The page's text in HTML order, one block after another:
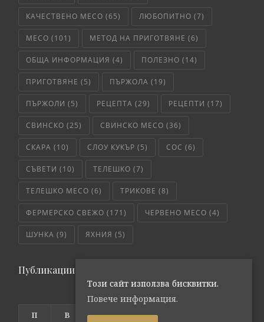
КАЧЕСТВЕНО МЕСО (65) ЛЮБОПИТНО (7)
МЕСО (101) МЕТОД НА ПРИГОТВЯНЕ (6)
ОБЩА ИНФОРМАЦИЯ (4) ПОЛЕЗНО (14)
ПРИГОТВЯНЕ (5) ПЪРЖОЛА (19)
ПЪРЖОЛИ (5) РЕЦЕПТА (29) РЕЦЕПТИ (17)
СВИНСКО (25) СВИНСКО МЕСО (36)
СКАРА (10) СЛОУ КУКЪР (5) СОС (6)
СЪВЕТИ (10) ТЕЛЕШКО (7)
ТЕЛЕШКО МЕСО (6) ТРИКОВЕ (8)
ФЕРМЕРСКО СВЕЖО (171) ЧЕРВЕНО МЕСО (4)
ШУНКА (9) ЯХНИЯ (5)
Публикации по дата
П В С Ч
Този сайт използва бисквитки.
Повече информация.